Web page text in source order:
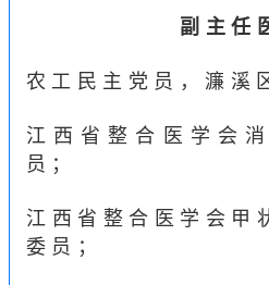
副主任
农工民主党员，濂溪
江西省整合医学会
员；
江西省整合医学会甲
委员；